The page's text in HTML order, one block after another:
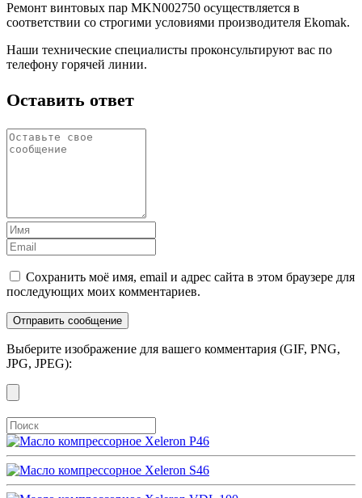
Ремонт винтовых пар MKN002750 осуществляется в
соответствии со строгими условиями производителя Ekomak.
Наши технические специалисты проконсультируют вас по
телефону горячей линии.
Оставить ответ
Сохранить моё имя, email и адрес сайта в этом браузере для
последующих моих комментариев.
Выберите изображение для вашего комментария (GIF, PNG,
JPG, JPEG):